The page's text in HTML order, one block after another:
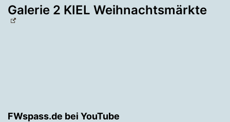
Galerie 2 KIEL Weihnachtsmärkte
FWspass.de bei YouTube